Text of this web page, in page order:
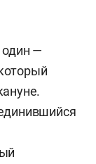
один —